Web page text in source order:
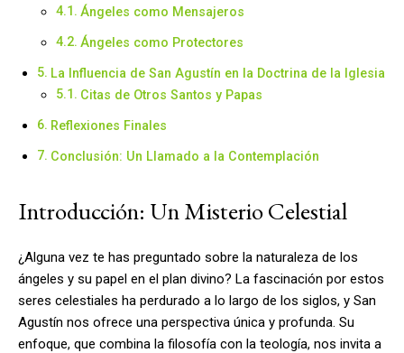
Ángeles como Mensajeros
Ángeles como Protectores
La Influencia de San Agustín en la Doctrina de la Iglesia
Citas de Otros Santos y Papas
Reflexiones Finales
Conclusión: Un Llamado a la Contemplación
Introducción: Un Misterio Celestial
¿Alguna vez te has preguntado sobre la naturaleza de los
ángeles y su papel en el plan divino? La fascinación por estos
seres celestiales ha perdurado a lo largo de los siglos, y San
Agustín nos ofrece una perspectiva única y profunda. Su
enfoque, que combina la filosofía con la teología, nos invita a